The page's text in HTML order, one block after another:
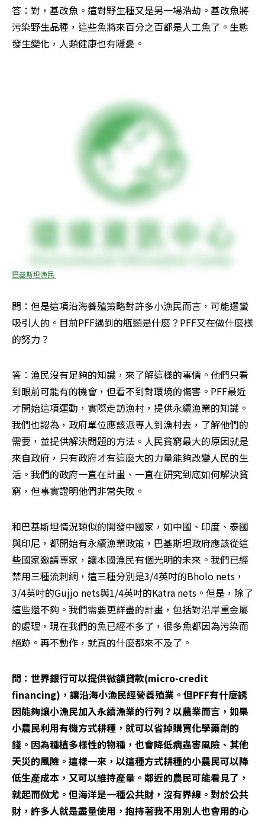
答：對，基改魚。這對野生種又是另一場浩劫。基改魚將
污染野生品種，這些魚將來百分之百都是人工魚了。生態
發生變化，人類健康也有隱憂。
巴基斯坦漁民
問：但是這項沿海養殖策略對許多小漁民而言，可能還蠻
吸引人的。目前PFF遇到的瓶頸是什麼？PFF又在做什麼樣
的努力？
答：漁民沒有足夠的知識，來了解這樣的事情。他們只看
到眼前可能有的機會，但看不到對環境的傷害。PFF最近
才開始這項運動，實際走訪漁村，提供永續漁業的知識。
我們也認為，政府單位應該派專人到漁村去，了解他們的
需要，並提供解決問題的方法。人民貧窮最大的原因就是
來自政府，只有政府才有這麼大的力量能夠改變人民的生
活。我們的政府一直在計畫、一直在研究到底如何解決貧
窮，但事實證明他們非常失敗。
和巴基斯坦情況類似的開發中國家，如中國、印度、泰國
與印尼，都開始有永續漁業政策，巴基斯坦政府應該從這
些國家邀請專家，讓本國漁民有個光明的未來。我們已經
禁用三種流刺網，這三種分別是3/4英吋的Bholo nets，
3/4英吋的Gujjo nets與1/4英吋的Katra nets。但是，除了
這些還不夠。我們需要更詳盡的計畫，包括對沿岸重金屬
的處理，現在我們的魚已經不多了，很多魚都因為污染而
絕跡。再不動作，就真的什麼都來不及了。
問：世界銀行可以提供微額貸款(micro-credit
financing)，讓沿海小漁民經營養殖業。但PFF有什麼誘
因能夠讓小漁民加入永續漁業的行列？以農業而言，如果
小農民利用有機方式耕種，就可以省掉購買化學藥劑的
錢。因為種植多樣性的物種，也會降低病蟲害風險、其他
天災的風險。這樣一來，以這種方式耕種的小農民可以降
低生產成本，又可以維持產量。鄰近的農民可能看見了，
就起而傚尤。但海洋是一種公共財，沒有界線。對於公共
財，許多人就是盡量使用，抱持著我不用別人也會用的心